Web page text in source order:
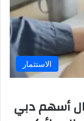
الاستثمار
هل لا تزال أسهم دبي